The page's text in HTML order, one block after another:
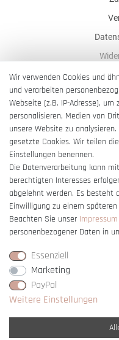
Wir verwenden Cookies und
und verarbeiten
Webseite (z.B. IP-Adresse),
personalisieren, Medien von
unsere Website zu
gesetzte Cookies. Wir teilen
Einstellungen benennen.
Die Datenverarbeitung kann
berechtigten Interesses
abgelehnt werden. Es besteht
Einwilligung zu einem
Beachten Sie unser Impressum
personenbezogener Daten in
Essenziell
Marketing
PayPal
Weitere Einstellungen